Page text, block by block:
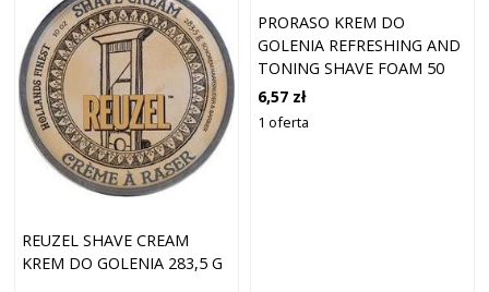
REUZEL SHAVE CREAM
KREM DO GOLENIA 283,5 G
PRORASO KREM DO
GOLENIA REFRESHING AND
TONING SHAVE FOAM 50
ML
6,57 zł
1 oferta